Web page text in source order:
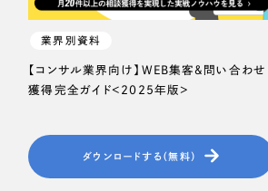
業界別資料
【コンサル業界向け】WEB集客＆問い合わせ
獲得完全ガイド＜2025年版＞
ダウンロードする（無料）